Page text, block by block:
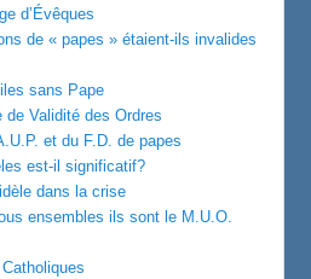
d’Évêques
de « papes » étaient-ils invalides
sans Pape
de Validité des Ordres
et du F.D. de papes
est-il significatif?
dans la crise
ensembles ils sont le M.U.O.